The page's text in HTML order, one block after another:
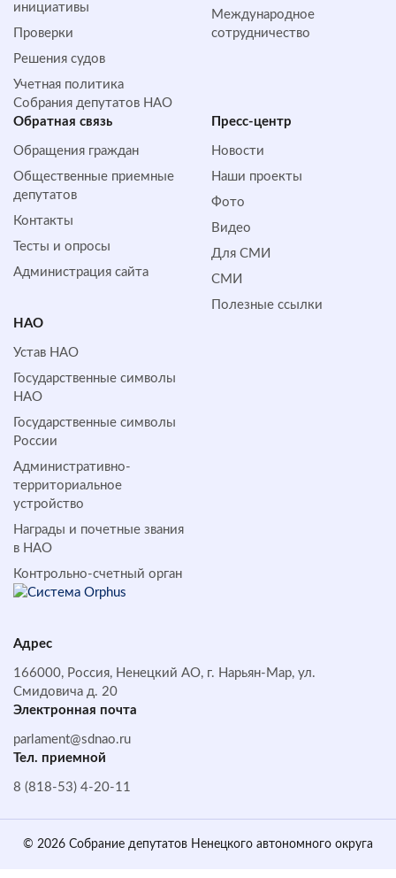
инициативы
Проверки
Решения судов
Учетная политика
Собрания депутатов НАО
Международное
сотрудничество
Обратная cвязь
Обращения граждан
Общественные приемные
депутатов
Контакты
Тесты и опросы
Администрация сайта
Пресс-центр
Новости
Наши проекты
Фото
Видео
Для СМИ
СМИ
Полезные ссылки
НАО
Устав НАО
Государственные символы
НАО
Государственные символы
России
Административно-
территориальное
устройство
Награды и почетные звания
в НАО
Контрольно-счетный орган
Адрес
166000, Россия, Ненецкий АО, г. Нарьян-Мар, ул.
Смидовича д. 20
Электронная почта
parlament@sdnao.ru
Тел. приемной
8 (818-53) 4-20-11
© 2026 Собрание депутатов Ненецкого автономного округа